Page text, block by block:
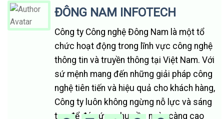
ĐÔNG NAM INFOTECH
Công ty Công nghệ Đông Nam là một tổ
chức hoạt động trong lĩnh vực công nghệ
thông tin và truyền thông tại Việt Nam. Với
sứ mệnh mang đến những giải pháp công
nghệ tiên tiến và hiệu quả cho khách hàng,
Công ty luôn không ngừng nỗ lực và sáng
tạo để đáp ứng nhu cầu ngày càng cao